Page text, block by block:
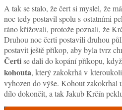
A tak se stalo, že čert si myslel, že
noc tedy postavil spolu s ostatními
ráno křižovali, protože poznali, že
Druhou noc čerti postavili druhou
postavit ještě příkop, aby byla tvrz
Čertise dali do kopání příkopu,
kohouta, který zakokrhá v
vyhozen do výše. Kohout zakokrhal
dílo dokončit, a tak Jakub Krčín